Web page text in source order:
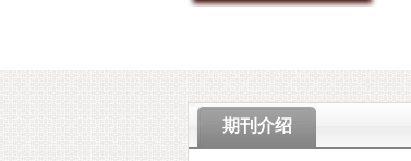
期刊介绍